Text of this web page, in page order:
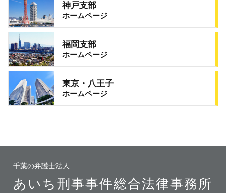
神戸支部
ホームページ
福岡支部
ホームページ
東京・八王子
ホームページ
千葉の弁護士法人
あいち刑事事件総合法律事務所